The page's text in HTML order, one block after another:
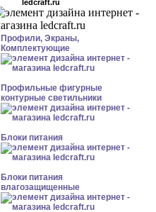
Профили, Экраны,
Комплектующие
Профильные фигурные
контурные светильники
Блоки питания
Блоки питания
влагозащищенные